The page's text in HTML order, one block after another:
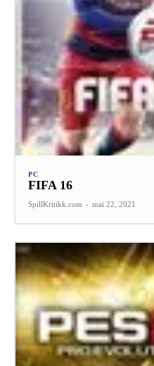
PC
FIFA 16
SpillKritikk.com - mai 22, 2021